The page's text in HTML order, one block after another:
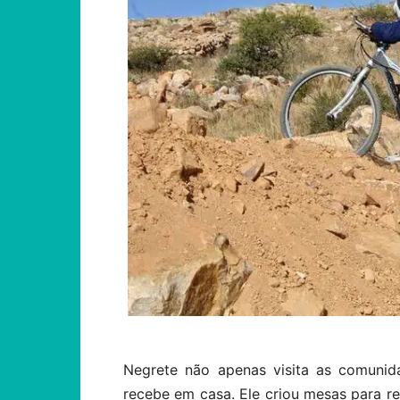
Negrete não apenas visita as
recebe em casa. Ele criou mesas para